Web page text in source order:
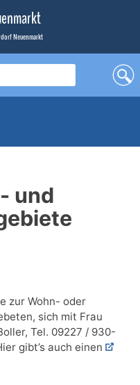
Neuenmarkt
und
zur Wohn- oder
sich mit Frau
Tel. 09227 / 930-
gibt’s auch einen